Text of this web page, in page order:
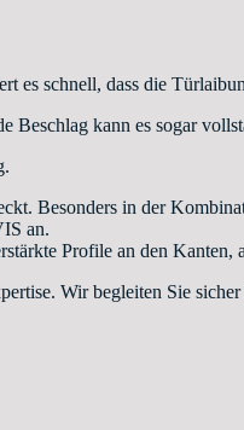
schnell, dass die
Beschlag kann es sogar
Besonders in der
an.
Profile an den Kanten,
Wir begleiten Sie